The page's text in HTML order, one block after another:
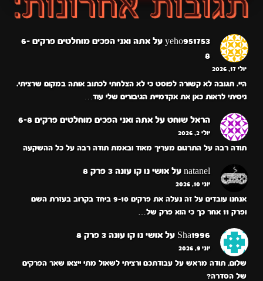
yeho951753 על
אתה ואני הפכים מוחלטים פרקים 6-
8
יולי 17, 2026
היי. תגובה לא קשורה לפוסט כי לא הצלחתי לכתוב אותה במקום שרציתי.
ניסיתי לראות כאן את אקדמיית הגיבורים שלי עוד…
הראל שוחט על אתה ואני הפכים מוחלטים פרקים 6-8
יולי 2, 2026
תודה רבה על התרגום מעריך מאוד ובאמת תודה רבה על כל ההשקעה
natanel על אושי נו קו עונה 3 פרק 8
יוני 10, 2026
אנחנו עובדים על זה נעלה את פרקים 9-10 ביחד בקרוב בעזרת השם
ופרק 11 אחר כך כי הוא פרק של…
Sha1996 על אושי נו קו עונה 3 פרק 8
יוני 9, 2026
שלום, תודה מראש על עבודתכם ורציתי לשאול מתי ייצאו שאר הפרקים
של הסדרה?